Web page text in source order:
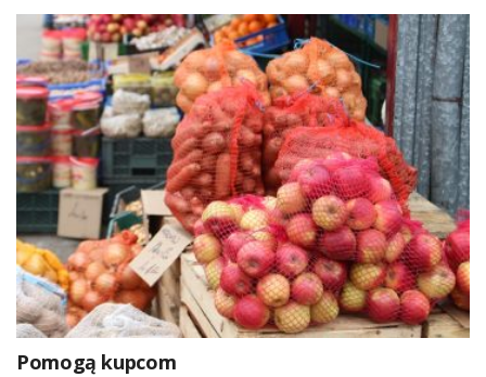
Pomogą kupcom